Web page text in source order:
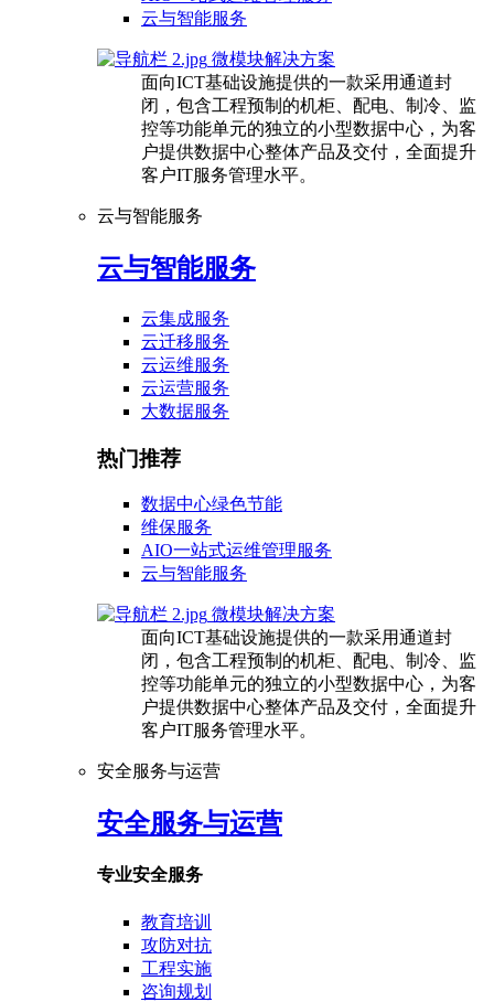
云与智能服务
微模块解决方案
面向ICT基础设施提供的一款采用通道封
闭，包含工程预制的机柜、配电、制冷、监
控等功能单元的独立的小型数据中心，为客
户提供数据中心整体产品及交付，全面提升
客户IT服务管理水平。
云与智能服务
云与智能服务
云集成服务
云迁移服务
云运维服务
云运营服务
大数据服务
热门推荐
数据中心绿色节能
维保服务
AIO一站式运维管理服务
云与智能服务
微模块解决方案
面向ICT基础设施提供的一款采用通道封
闭，包含工程预制的机柜、配电、制冷、监
控等功能单元的独立的小型数据中心，为客
户提供数据中心整体产品及交付，全面提升
客户IT服务管理水平。
安全服务与运营
安全服务与运营
专业安全服务
教育培训
攻防对抗
工程实施
咨询规划